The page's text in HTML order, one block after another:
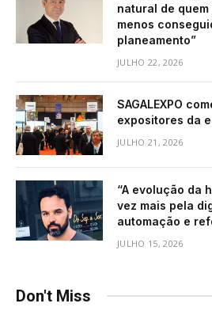
natural de
menos
planeamento”
JULHO 22, 2026
SAGALEXPO
expositores da
JULHO 21, 2026
“A evolução da
vez mais pela
automação e
JULHO 15, 2026
Don't Miss